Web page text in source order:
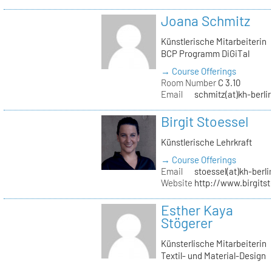
Joana Schmitz
Künstlerische Mitarbeiterin
BCP Programm DiGiTal
→ Course Offerings
Room NumberC 3.10
Email
schmitz(at)kh-
Birgit Stoessel
Künstlerische Lehrkraft
→ Course Offerings
Email
stoessel(at)kh-
Website http://
Esther Kaya
Stögerer
Künsterlische Mitarbeiterin
Textil- und Material-Design